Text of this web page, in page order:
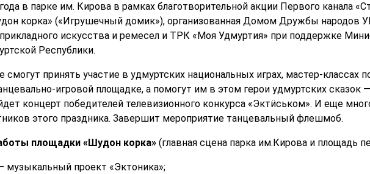
в парке им. Кирова в рамках благотворительной акции Первого канала
корка» («Игрушечный домик»), организованная Домом Дружбы народов
искусства и ремесел и ТРК «Моя Удмуртия» при поддержке
Республики.
принять участие в удмуртских национальных играх, мастер-классах
игровой площадке, а помогут им в этом герои удмуртских
концерт победителей телевизионного конкурса «Эктӥськом». И еще
этого праздника. Завершит мероприятие танцевальный флешмоб.
площадки «Шудон корка»(главная сцена парка им.Кирова и площадь
музыкальный проект «Эктоника»;